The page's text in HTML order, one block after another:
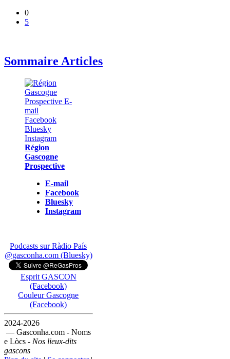
0
5
Sommaire Articles
Région
Gascogne
Prospective
E-mail
Facebook
Bluesky
Instagram
Podcasts sur Ràdio País
@gasconha.com (Bluesky)
Esprit GASCON
(Facebook)
Couleur Gascogne
(Facebook)
2024-2026
— Gasconha.com - Noms
e Lòcs - Nos lieux-dits
gascons